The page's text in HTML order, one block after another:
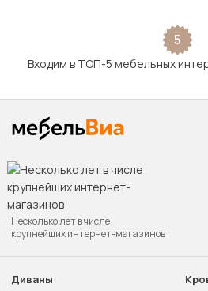
5
Входим в ТОП-5 мебельных
Несколько лет в числе
крупнейших интернет-магазинов
Диваны